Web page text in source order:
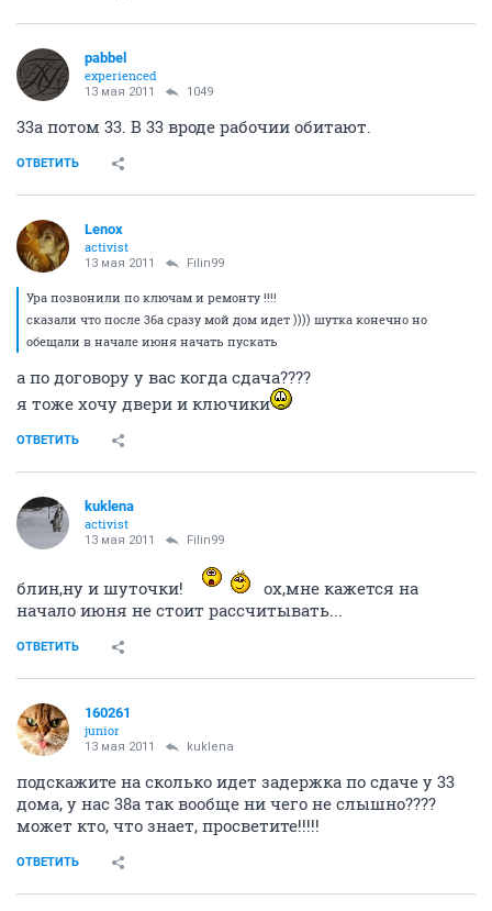
pabbel
experienced
13 мая 2011 1049
33а потом 33. В 33 вроде рабочии обитают.
ОТВЕТИТЬ
Lenox
activist
13 мая 2011 Filin99
Ура позвонили по ключам и ремонту !!!!
сказали что после 36а сразу мой дом идет )))) шутка конечно но
обещали в начале июня начать пускать
а по договору у вас когда сдача????
я тоже хочу двери и ключики
ОТВЕТИТЬ
kuklena
activist
13 мая 2011 Filin99
блин,ну и шуточки!
ох,мне кажется на
начало июня не стоит рассчитывать...
ОТВЕТИТЬ
160261
junior
13 мая 2011 kuklena
подскажите на сколько идет задержка по сдаче у 33
дома, у нас 38а так вообще ни чего не слышно????
может кто, что знает, просветите!!!!!
ОТВЕТИТЬ